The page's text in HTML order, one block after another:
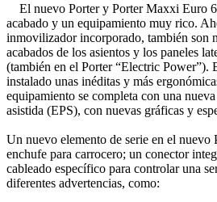
El nuevo Porter y Porter Maxxi Euro 6
acabado y un equipamiento muy rico.
inmovilizador incorporado, también son
acabados de los asientos y los paneles
(también en el Porter “Electric Power”).
instalado unas inéditas y más
equipamiento se completa con una
asistida (EPS), con nuevas gráficas y
Un nuevo elemento de serie en el nuevo
enchufe para carrocero; un conector
cableado específico para controlar una
diferentes advertencias, como: